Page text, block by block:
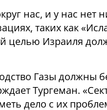
нас, и у нас нет
таких как
целью Израиля
Газы должны
Тургеман.
дело с их